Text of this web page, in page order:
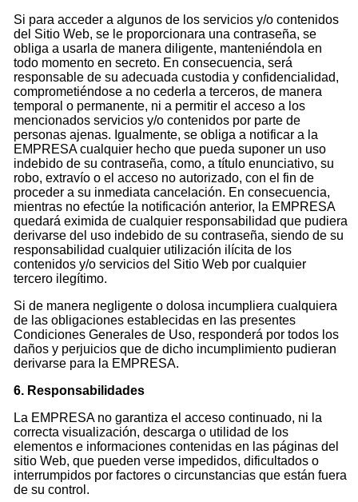
Si para acceder a algunos de los servicios y/o contenidos
del Sitio Web, se le proporcionara una contraseña, se
obliga a usarla de manera diligente, manteniéndola en
todo momento en secreto. En consecuencia, será
responsable de su adecuada custodia y confidencialidad,
comprometiéndose a no cederla a terceros, de manera
temporal o permanente, ni a permitir el acceso a los
mencionados servicios y/o contenidos por parte de
personas ajenas. Igualmente, se obliga a notificar a la
EMPRESA cualquier hecho que pueda suponer un uso
indebido de su contraseña, como, a título enunciativo, su
robo, extravío o el acceso no autorizado, con el fin de
proceder a su inmediata cancelación. En consecuencia,
mientras no efectúe la notificación anterior, la EMPRESA
quedará eximida de cualquier responsabilidad que pudiera
derivarse del uso indebido de su contraseña, siendo de su
responsabilidad cualquier utilización ilícita de los
contenidos y/o servicios del Sitio Web por cualquier
tercero ilegítimo.
Si de manera negligente o dolosa incumpliera cualquiera
de las obligaciones establecidas en las presentes
Condiciones Generales de Uso, responderá por todos los
daños y perjuicios que de dicho incumplimiento pudieran
derivarse para la EMPRESA.
6. Responsabilidades
La EMPRESA no garantiza el acceso continuado, ni la
correcta visualización, descarga o utilidad de los
elementos e informaciones contenidas en las páginas del
sitio Web, que pueden verse impedidos, dificultados o
interrumpidos por factores o circunstancias que están fuera
de su control.